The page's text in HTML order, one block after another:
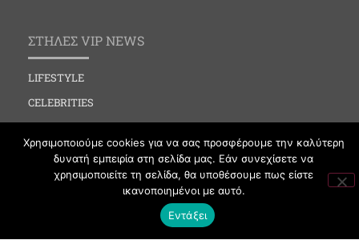
ΣΤΗΛΕΣ VIP NEWS
LIFESTYLE
CELEBRITIES
SOCIAL EVENTS
CLUBBING
Χρησιμοποιούμε cookies για να σας προσφέρουμε την καλύτερη
δυνατή εμπειρία στη σελίδα μας. Εάν συνεχίσετε να
χρησιμοποιείτε τη σελίδα, θα υποθέσουμε πως είστε
ικανοποιημένοι με αυτό.
Εντάξει